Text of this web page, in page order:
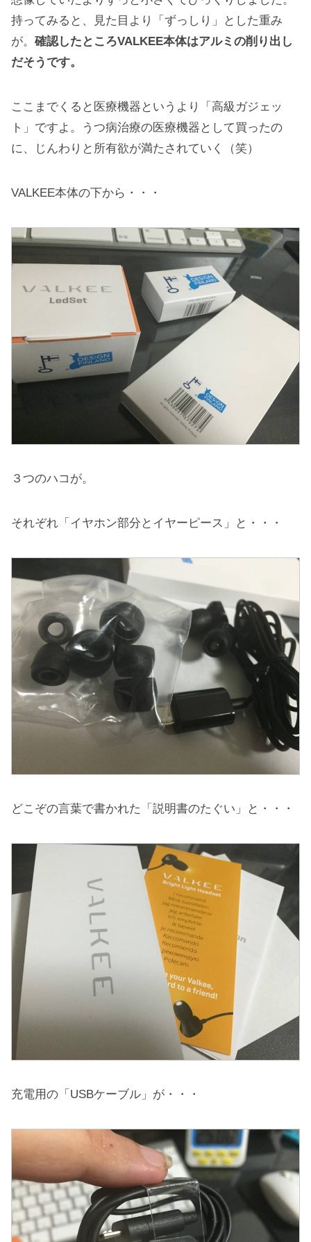
持ってみると、見た目より「ずっしり」とした重み
が。 確認したところVALKEE本体はアルミの削り出し
だそうです。
ここまでくると医療機器というより「高級ガジェッ
ト」ですよ。うつ病治療の医療機器として買ったの
に、じんわりと所有欲が満たされていく（笑）
VALKEE本体の下から・・・
３つのハコが。
それぞれ「イヤホン部分とイヤーピース」と・・・
どこぞの言葉で書かれた「説明書のたぐい」と・・・
充電用の「USBケーブル」が・・・